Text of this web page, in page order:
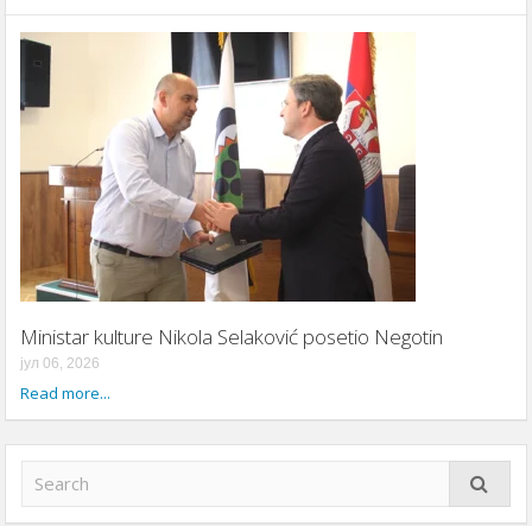
Ministar kulture Nikola Selaković posetio Negotin
јул 06, 2026
Read more...